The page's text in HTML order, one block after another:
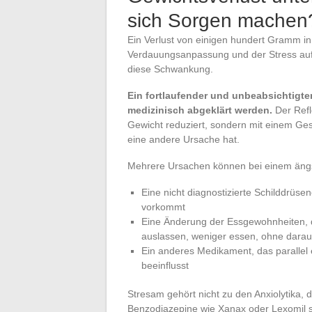
sich Sorgen
Ein Verlust von einigen hundert Gramm
Verdauungsanpassung und der Stress
diese Schwankung.
Ein fortlaufender und
medizinisch abgeklärt werden. Der
Gewicht reduziert, sondern mit einem
eine andere Ursache hat.
Mehrere Ursachen können bei einem
Eine nicht diagnostizierte
vorkommt
Eine Änderung der
auslassen, weniger essen, ohne
Ein anderes Medikament, das
beeinflusst
Stresam gehört nicht zu den Anxiolytika,
Benzodiazepine wie Xanax oder